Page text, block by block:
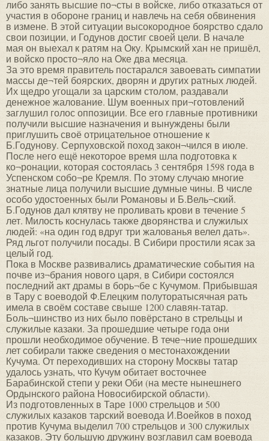
либо занять высшие по¬сты в войске, либо отказаться от
участия в обороне границ и навлечь на себя обвинения
в измене. В этой ситуации высокородное боярство сдало
свои позиции, и Годунов достиг своей цели. В начале
мая он выехал к ратям на Оку. Крымский хан не пришёл,
и войско просто¬яло на Оке два месяца.
За это время правитель постарался завоевать симпатии
массы де¬тей боярских, дворян и других ратных людей.
Их щедро угощали за царским столом, раздавали
денежное жалование. Шум военных при¬готовлений
заглушил голос оппозиции. Все его главные противники
получили высшие назначения и вынуждены были
приглушить своё отрицательное отношение к
Б.Годунову. Серпуховской поход закон¬чился в июле.
После него ещё некоторое время шла подготовка к
ко¬ронации, которая состоялась 3 сентября 1598 года в
Успенском собо¬ре Кремля. По этому случаю многие
знатные лица получили высшие думные чины. В числе
особо удостоенных были Романовы и Б.Вель¬ский.
Б.Годунов дал клятву не проливать крови в течение 5
лет. Милость коснулась также дворянства и служилых
людей: «на один год вдруг три жалованья велел дать».
Ряд льгот получили посады. В Сибири простили ясак за
целый год.
Пока в Москве развивались драматические события на
почве из¬брания нового царя, в Сибири состоялся
последний акт драмы в борь¬бе с Кучумом. Прибывшая
в Тару с воеводой Ф.Елецким полуторатысячная рать
имела в своём составе свыше 1200 славян-татар.
Боль¬шинство из них было повёрстано в стрельцы и
служилые казаки. За прошедшие четыре года они
прошли необходимое обучение. В тече¬ние прошедших
лет собирали также сведения о местонахождении
Кучума. От переходивших на сторону Москвы татар
удалось узнать, что Кучум обитает восточнее
Барабинской степи у реки Оби (на месте нынешнего
Ордынского района Новосибирской области).
Из подготовленных в Таре 1000 стрельцов и 500
служилых казаков тарский воевода И.Воейков в поход
против Кучума выделил 700 стрельцов и 300 служилых
казаков. Эту большую дружину возглавил сам воевода